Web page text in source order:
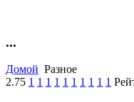
...
Домой Разное
2.75 1 1 1 1 1 1 1 1 1 1